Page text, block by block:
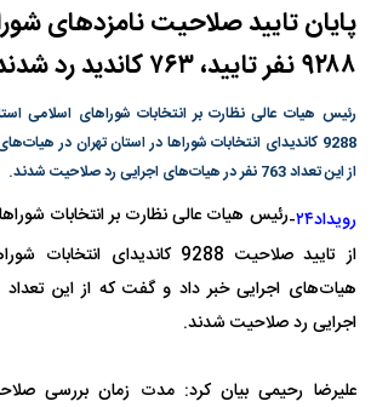
پایان تایید صلاحیت نامزدهای
۹۲۸۸ نفر تایید، ۷۶۳ کاندید رد شدند
رئیس هیات عالی نظارت بر انتخابات شوراهای اسلامی
9288 کاندیدای انتخابات شوراها در استان تهران در
از این تعداد 763 نفر در هیات‌های اجرایی رد صلاحیت شدند.
رویداد۲۴ -رئیس هیات عالی نظارت بر انتخابات
از تایید صلاحیت 9288 کاندیدای
اجرایی رد صلاحیت شدند.
علیرضا رحیمی بیان کرد: مدت زمان بررسی